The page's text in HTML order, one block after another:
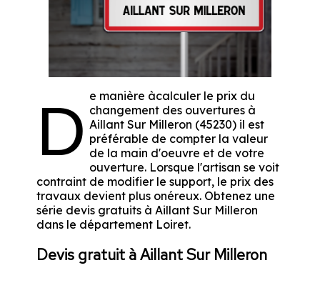
D e manière àcalculer le prix du
changement des ouvertures à
Aillant Sur Milleron (45230) il est
préférable de compter la valeur
de la main d'oeuvre et de votre
ouverture. Lorsque l'artisan se voit
contraint de modifier le support, le prix des
travaux devient plus onéreux. Obtenez une
série devis gratuits à Aillant Sur Milleron
dans le département Loiret.
Devis gratuit à Aillant Sur Milleron